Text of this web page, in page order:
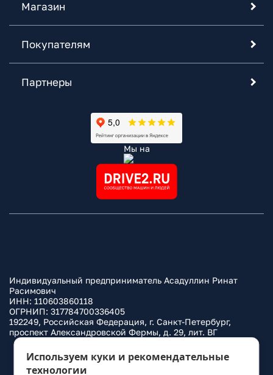
Магазин
Покупателям
Партнеры
Мы на
Индивидуальный предприниматель Асадуллин Ринат
Расимович
ИНН: 110603860118
ОГРНИП: 317784700336405
192249, Российская Федерация, г. Санкт-Петербург,
проспект Александровской Фермы, д. 29, лит. ВГ
Политика конфиденциальности
Используем куки и рекомендательные
технологии